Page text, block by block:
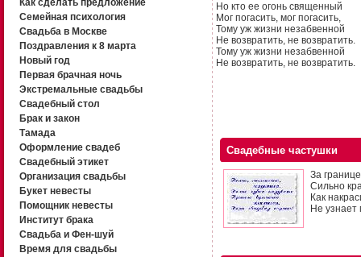
Как сделать предложение
Семейная психология
Свадьба в Москве
Поздравления к 8 марта
Новый год
Первая брачная ночь
Экстремальные свадьбы
Свадебный стол
Брак и закон
Тамада
Оформление свадеб
Свадебный этикет
Организация свадьбы
Букет невесты
Помощник невесты
Институт брака
Свадьба и Фен-шуй
Время для свадьбы
Но кто ее огонь священный
Мог погасить, мог погасить,
Тому уж жизни незабвенной
Не возвратить, не возвратить.
Тому уж жизни незабвенной
Не возвратить, не возвратить.
Свадебные частушки
За
Сильно
Как
Не узнает